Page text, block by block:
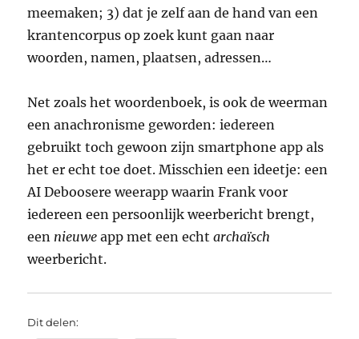
meemaken; 3) dat je zelf aan de hand van een
krantencorpus op zoek kunt gaan naar
woorden, namen, plaatsen, adressen…
Net zoals het woordenboek, is ook de weerman
een anachronisme geworden: iedereen
gebruikt toch gewoon zijn smartphone app als
het er echt toe doet. Misschien een ideetje: een
AI Deboosere weerapp waarin Frank voor
iedereen een persoonlijk weerbericht brengt,
een nieuwe app met een echtarchaïsch
weerbericht.
Dit delen: